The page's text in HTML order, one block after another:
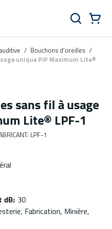
Rechercher
/ Bouchons d’oreilles /
unique PIP Maximum Lite®
sans fil à usage
Lite® LPF-1
: LPF-1
dB: 30
Fabrication, Minière,